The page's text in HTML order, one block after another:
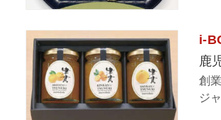
i-
鹿
創
ジ